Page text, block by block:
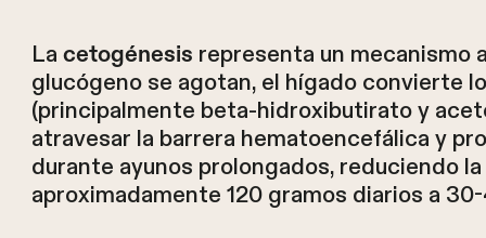
La cetogénesis representa un mecanismo
glucógeno se agotan, el hígado convierte
(principalmente beta-hidroxibutirato y
atravesar la barrera hematoencefálica y
durante ayunos prolongados, reduciendo
aproximadamente 120 gramos diarios a